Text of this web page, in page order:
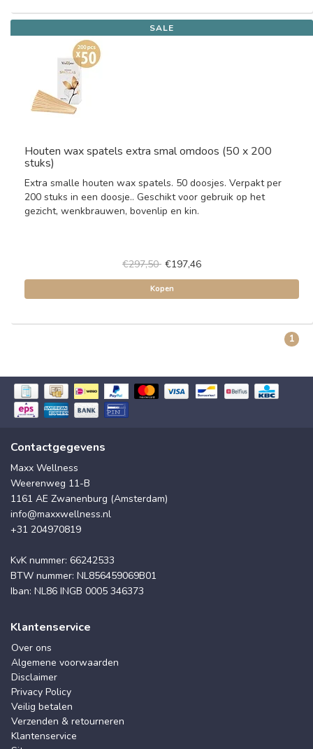
SALE
Houten wax spatels extra smal omdoos (50 x 200
stuks)
Extra smalle houten wax spatels. 50 doosjes. Verpakt per
200 stuks in een doosje.. Geschikt voor gebruik op het
gezicht, wenkbrauwen, bovenlip en kin.
€297,50 €197,46
Kopen
1
Contactgegevens
Maxx Wellness
Weerenweg 11-B
1161 AE Zwanenburg (Amsterdam)
info@maxxwellness.nl
+31 204970819
KvK nummer: 66242533
BTW nummer: NL856459069B01
Iban: NL86 INGB 0005 346373
Klantenservice
Over ons
Algemene voorwaarden
Disclaimer
Privacy Policy
Veilig betalen
Verzenden & retourneren
Klantenservice